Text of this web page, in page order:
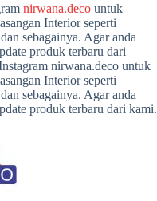
nirwana.deco untuk
Interior seperti
sebagainya. Agar anda
produk terbaru dari
nirwana.deco untuk
Interior seperti
sebagainya. Agar anda
produk terbaru dari kami.